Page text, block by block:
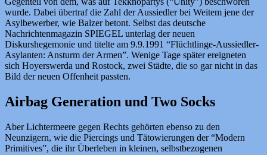
wurde. Dabei übertraf die Zahl der Aussiedler bei Weitem jene der
Asylbewerber, wie Balzer betont. Selbst das deutsche
Nachrichtenmagazin SPIEGEL unterlag der neuen
Diskurshegemonie und titelte am 9.9.1991 “Flüchtlinge-Aussiedler-
Asylanten: Ansturm der Armen”. Wenige Tage später ereigneten
sich Hoyerswerda und Rostock, zwei Städte, die so gar nicht in das
Bild der neuen Offenheit passten.
Airbag Generation und Two Socks
Aber Lichtermeere gegen Rechts gehörten ebenso zu den
Neunzigern, wie die Piercings und Tätowierungen der “Modern
Primitives”, die ihr Überleben in kleinen, selbstbezogenen